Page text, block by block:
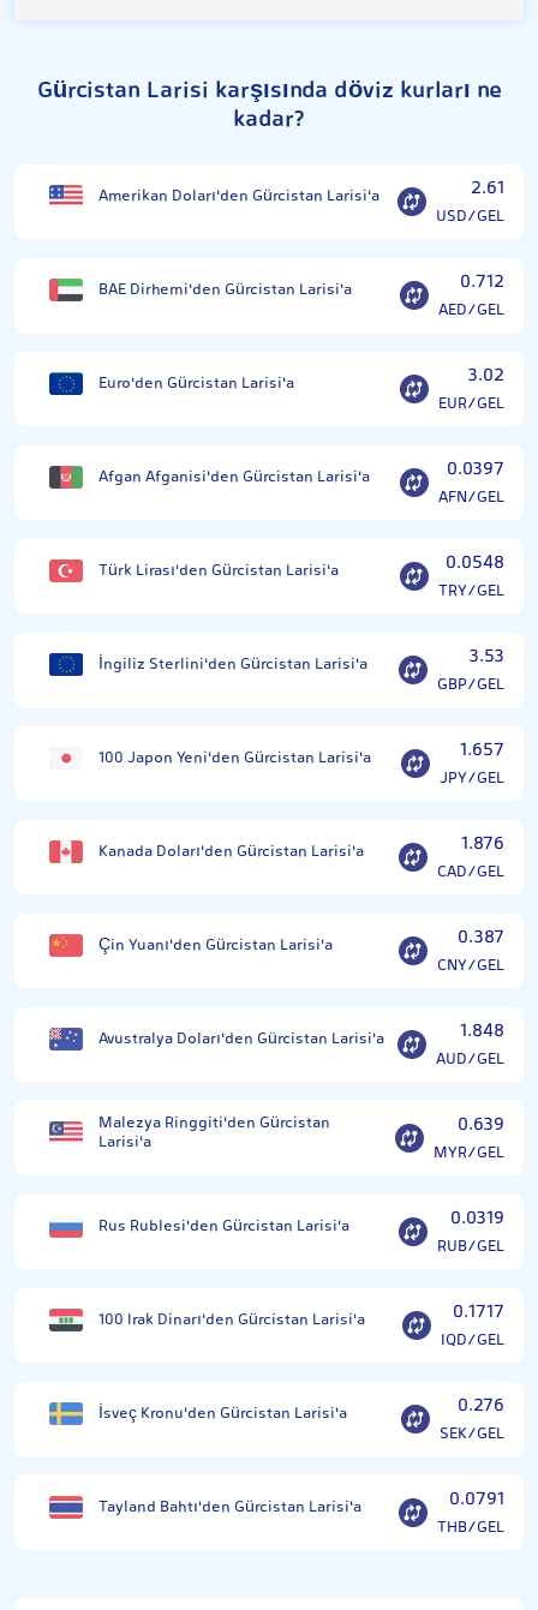
Gürcistan Larisi karşısında döviz kurları ne
kadar?
Amerikan Doları'den Gürcistan Larisi'a 2.61
USD/GEL
BAE Dirhemi'den Gürcistan Larisi'a 0.712
AED/GEL
Euro'den Gürcistan Larisi'a 3.02
EUR/GEL
Afgan Afganisi'den Gürcistan Larisi'a 0.0397
AFN/GEL
Türk Lirası'den Gürcistan Larisi'a 0.0548
TRY/GEL
İngiliz Sterlini'den Gürcistan Larisi'a 3.53
GBP/GEL
100 Japon Yeni'den Gürcistan Larisi'a 1.657
JPY/GEL
Kanada Doları'den Gürcistan Larisi'a 1.876
CAD/GEL
Çin Yuanı'den Gürcistan Larisi'a 0.387
CNY/GEL
Avustralya Doları'den Gürcistan Larisi'a 1.848
AUD/GEL
Malezya Ringgiti'den Gürcistan
Larisi'a
0.639
MYR/GEL
Rus Rublesi'den Gürcistan Larisi'a 0.0319
RUB/GEL
100 Irak Dinarı'den Gürcistan Larisi'a 0.1717
IQD/GEL
İsveç Kronu'den Gürcistan Larisi'a 0.276
SEK/GEL
Tayland Bahtı'den Gürcistan Larisi'a 0.0791
THB/GEL